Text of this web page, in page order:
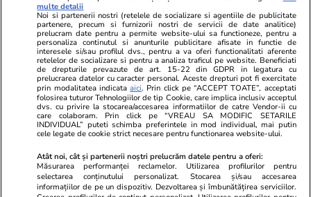
Advertorial
Smart is the new chic: Cum ne
Advertorial
Înscrie-te
multe detalii
Noi si partenerii nostri (retelele de socializare si agentiile de publicitate
partenere, precum si furnizorii nostri de servicii de date analitice)
prelucram date pentru a permite website-ului sa functioneze, pentru a
personaliza continutul si anunturile publicitare afisate in functie de
interesele si/sau profilul dvs., pentru a va oferi functionalitati aferente
retelelor de socializare si pentru a analiza traficul pe website. Beneficiati
de drepturile prevazute de art. 15-22 din GDPR in legatura cu
prelucrarea datelor cu caracter personal. Aceste drepturi pot fi exercitate
prin modalitatea indicataaici. Prin click pe “ACCEPT TOATE”, acceptati
folosirea tuturor Tehnologiilor de tip Cookie, care implica inclusiv acceptul
dvs. cu privire la stocarea/accesarea informatiilor de catre Vendor-ii cu
care colaboram. Prin click pe “VREAU SA MODIFIC SETARILE
INDIVIDUAL” puteti schimba preferintele in mod individual, mai putin
cele legate de cookie strict necesare pentru functionarea website-ului.
Atât noi, cât și partenerii noștri prelucrăm datele pentru a oferi:
Măsurarea performanței reclamelor. Utilizarea profilurilor pentru
selectarea conținutului personalizat. Stocarea și/sau accesarea
informațiilor de pe un dispozitiv. Dezvoltarea și îmbunătățirea serviciilor.